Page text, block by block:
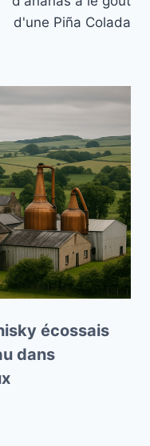
d'une Piña Colada
écossais
dans